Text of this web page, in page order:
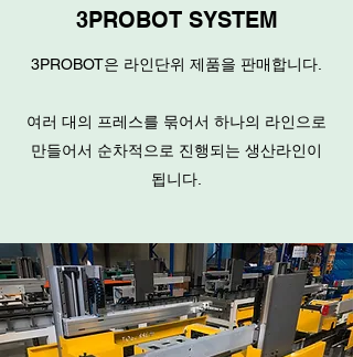
3PROBOT SYSTEM
3PROBOT은 라인단위 제품을 판매합니다.
​여러 대의 프레스를 묶어서 하나의 라인으로
만들어서 순차적으로 진행되는 생산라인이
됩니다.